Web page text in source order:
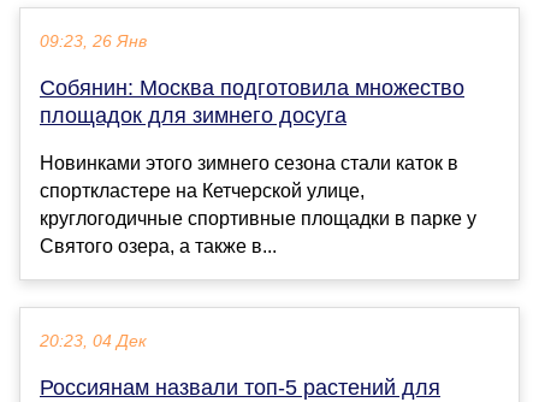
09:23, 26 Янв
Собянин: Москва подготовила множество
площадок для зимнего досуга
Новинками этого зимнего сезона стали каток в
спорткластере на Кетчерской улице,
круглогодичные спортивные площадки в парке у
Святого озера, а также в...
20:23, 04 Дек
Россиянам назвали топ-5 растений для